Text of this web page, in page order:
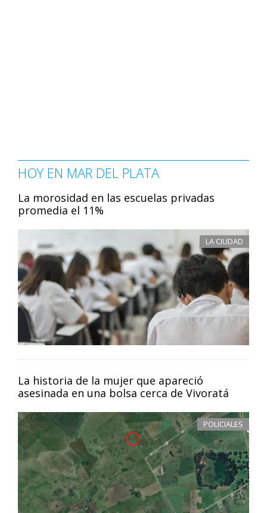
HOY EN MAR DEL PLATA
La morosidad en las escuelas privadas
promedia el 11%
LA CIUDAD
La historia de la mujer que apareció
asesinada en una bolsa cerca de Vivoratá
POLICIALES